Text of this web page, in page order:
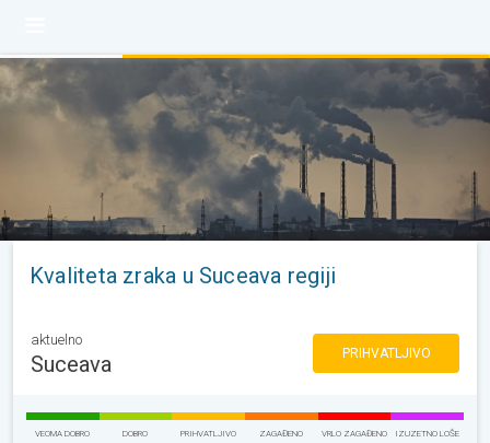
Kvaliteta zraka u Suceava regiji
aktuelno
Suceava PRIHVATLJIVO
VEOMA DOBRO DOBRO PRIHVATLJIVO ZAGAĐENO VRLO ZAGAĐENO IZUZETNO LOŠE